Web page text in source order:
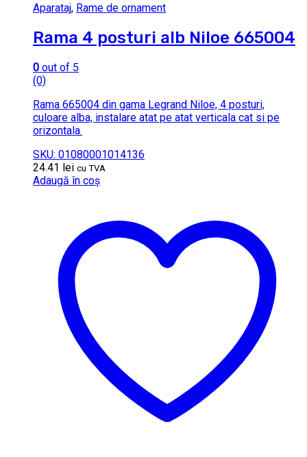
Aparataj, Rame de ornament
Rama 4 posturi alb Niloe 665004
0 out of 5
(0)
Rama 665004 din gama Legrand Niloe, 4 posturi,
culoare alba, instalare atat pe atat verticala cat si pe
orizontala.
SKU: 01080001014136
24.41 lei cu TVA
Adaugă în coș